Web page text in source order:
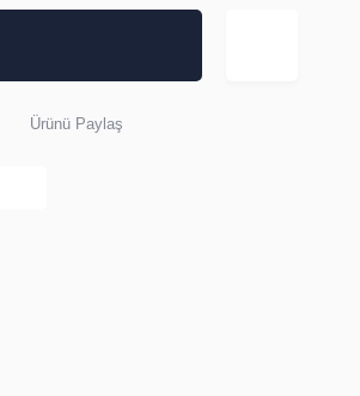
Ürünü Paylaş